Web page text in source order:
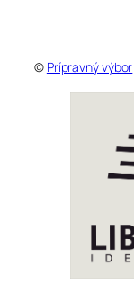
© Prípravný výbor